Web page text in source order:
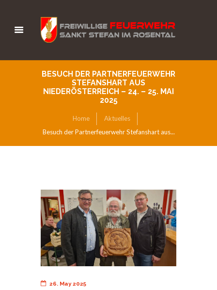
BESUCH DER PARTNERFEUERWEHR
STEFANSHART AUS
NIEDERÖSTERREICH – 24. – 25. MAI
2025
Home
Aktuelles
Besuch der Partnerfeuerwehr Stefanshart aus...
26. May 2025